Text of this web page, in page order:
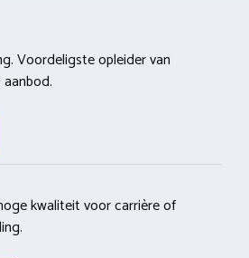
Voordeligste opleider van
kwaliteit voor carrière of